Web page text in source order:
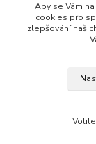
All rights
Aby se Vám na
cookies pro
zlepšování